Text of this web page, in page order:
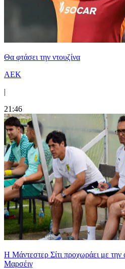
Θα φτάσει την ντουζίνα
ΑΕΚ
|
21:46
Η Μάντεστερ Σίτι προχωράει με
Μαρσέιγ